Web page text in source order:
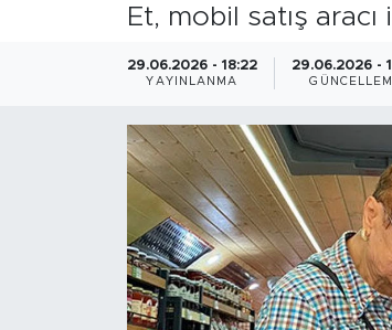
Et, mobil satış
29.06.2026 - 18:22
YAYINLANMA
29.06.2026 -